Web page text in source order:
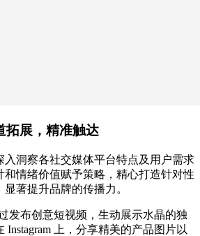
拓展，精准触达
入洞察各社交媒体平台特点及用户需求
和情绪价值赋予策略，精心打造针对性
著提升品牌的传播力。
发布创意短视频，生动展示水晶的独
Instagram 上，分享精美的产品图片以